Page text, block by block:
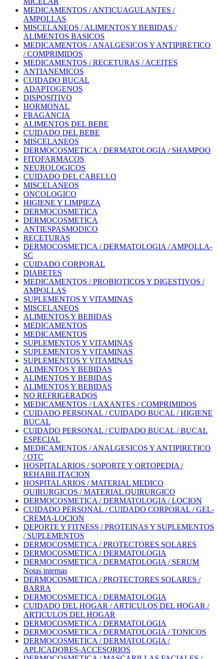
MEDICAMENTOS / ANTICUAGULANTES /
AMPOLLAS
MISCELANEOS / ALIMENTOS Y BEBIDAS /
ALIMENTOS BASICOS
MEDICAMENTOS / ANALGESICOS Y ANTIPIRETICO
/ COMPRIMIDOS
MEDICAMENTOS / RECETURAS / ACEITES
ANTIANEMICOS
CUIDADO BUCAL
ADAPTOGENOS
DISPOSITIVO
HORMONAL
FRAGANCIA
ALIMENTOS DEL BEBE
CUIDADO DEL BEBE
MISCELANEOS
DERMOCOSMETICA / DERMATOLOGIA / SHAMPOO
FITOFARMACOS
NEUROLOGICOS
CUIDADO DEL CABELLO
MISCELANEOS
ONCOLOGICO
HIGIENE Y LIMPIEZA
DERMOCOSMETICA
DERMOCOSMETICA
ANTIESPASMODICO
RECETURAS
DERMOCOSMETICA / DERMATOLOGIA / AMPOLLA-
SC
CUIDADO CORPORAL
DIABETES
MEDICAMENTOS / PROBIOTICOS Y DIGESTIVOS /
AMPOLLAS
SUPLEMENTOS Y VITAMINAS
MISCELANEOS
ALIMENTOS Y BEBIDAS
MEDICAMENTOS
MEDICAMENTOS
SUPLEMENTOS Y VITAMINAS
SUPLEMENTOS Y VITAMINAS
SUPLEMENTOS Y VITAMINAS
ALIMENTOS Y BEBIDAS
ALIMENTOS Y BEBIDAS
ALIMENTOS Y BEBIDAS
NO REFRIGERADOS
MEDICAMENTOS / LAXANTES / COMPRIMIDOS
CUIDADO PERSONAL / CUIDADO BUCAL / HIGIENE
BUCAL
CUIDADO PERSONAL / CUIDADO BUCAL / BUCAL
ESPECIAL
MEDICAMENTOS / ANALGESICOS Y ANTIPIRETICO
/ OTC
HOSPITALARIOS / SOPORTE Y ORTOPEDIA /
REHABILITACION
HOSPITALARIOS / MATERIAL MEDICO
QUIRURGICOS / MATERIAL QUIRURGICO
DERMOCOSMETICA / DERMATOLOGIA / LOCION
CUIDADO PERSONAL / CUIDADO CORPORAL / GEL-
CREMA-LOCION
DEPORTE Y FITNESS / PROTEINAS Y SUPLEMENTOS
/ SUPLEMENTOS
DERMOCOSMETICA / PROTECTORES SOLARES
DERMOCOSMETICA / DERMATOLOGIA
DERMOCOSMETICA / DERMATOLOGIA / SERUM
Notas internas
DERMOCOSMETICA / PROTECTORES SOLARES /
BARRA
DERMOCOSMETICA / DERMATOLOGIA
CUIDADO DEL HOGAR / ARTICULOS DEL HOGAR /
ARTICULOS DEL HOGAR
DERMOCOSMETICA / DERMATOLOGIA
DERMOCOSMETICA / DERMATOLOGIA / TONICOS
DERMOCOSMETICA / DERMATOLOGIA /
APLICADORES-ACCESORIOS